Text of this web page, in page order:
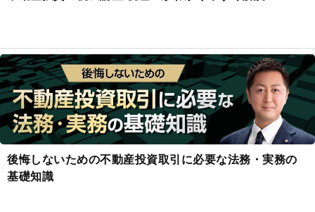
後悔しないための不動産投資取引に必要な法務・実務の
基礎知識